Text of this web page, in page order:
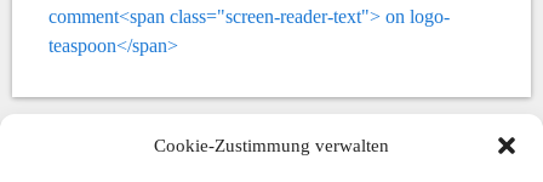
Cookie-Zustimmung verwalten
comment<span class="screen-reader-text"> on logo-
teaspoon</span>